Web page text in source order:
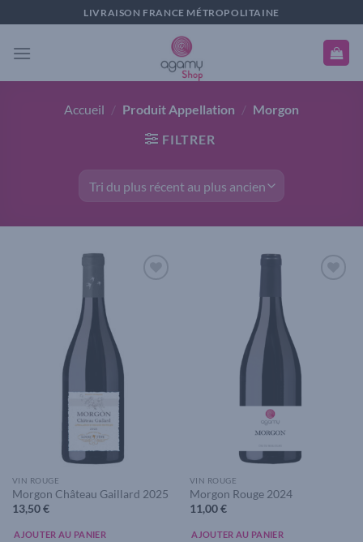
au
contenu
LIVRAISON FRANCE MÉTROPOLITAINE
Accueil / Produit Appellation / Morgon
FILTRER
VIN ROUGE
Morgon Château Gaillard 2025
13,50€
AJOUTER AU PANIER
VIN ROUGE
Morgon Rouge 2024
11,00€
AJOUTER AU PANIER